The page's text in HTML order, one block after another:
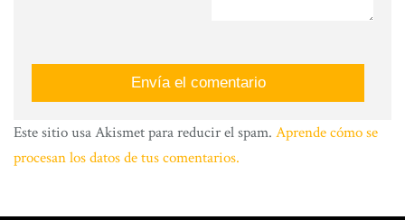
Este sitio usa Akismet para reducir el spam. Aprende cómo se
procesan los datos de tus comentarios.